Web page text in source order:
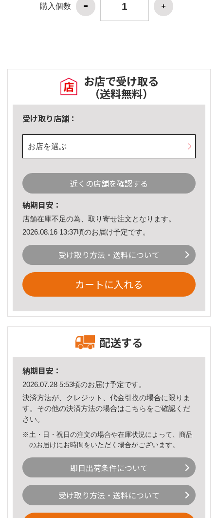
購入個数
お店で受け取る
（送料無料）
受け取り店舗：
お店を選ぶ
近くの店舗を確認する
納期目安：
店舗在庫不足の為、取り寄せ注文となります。
2026.08.16 13:37頃のお届け予定です。
受け取り方法・送料について
カートに入れる
配送する
納期目安：
2026.07.28 5:53頃のお届け予定です。
決済方法が、クレジット、代金引換の場合に限りま
す。その他の決済方法の場合はこちら をご確認くだ
さい。
※土・日・祝日の注文の場合や在庫状況によって、商品
のお届けにお時間をいただく場合がございます。
即日出荷条件について
受け取り方法・送料について